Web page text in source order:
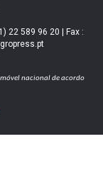
22 589 96 20 | Fax :
nacional de acordo